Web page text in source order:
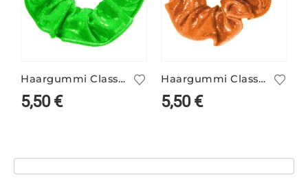
Haargummi Classic neongrün
5,50€
Haargummi Classic tangerine
5,50€